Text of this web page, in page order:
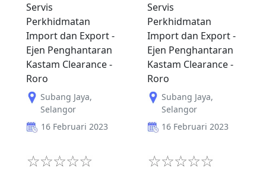
Servis
Perkhidmatan
Import dan Export -
Ejen Penghantaran
Kastam Clearance -
Roro
Subang Jaya,
Selangor
16 Februari 2023
Servis
Perkhidmatan
Import dan Export -
Ejen Penghantaran
Kastam Clearance -
Roro
Subang Jaya,
Selangor
16 Februari 2023